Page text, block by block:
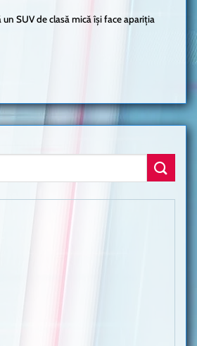
SUV de clasă mică își face apariția